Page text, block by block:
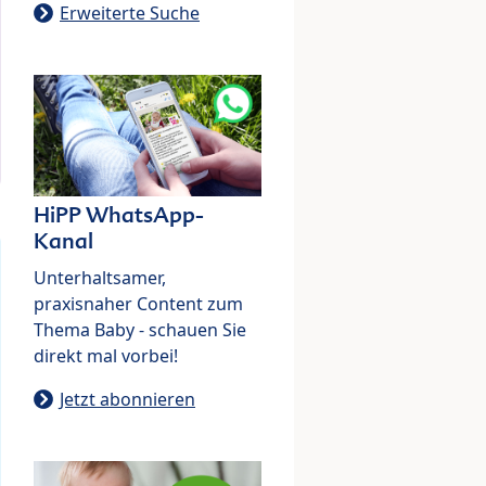
Erweiterte Suche
HiPP WhatsApp-
Kanal
Unterhaltsamer,
praxisnaher Content zum
Thema Baby - schauen Sie
direkt mal vorbei!
Jetzt abonnieren